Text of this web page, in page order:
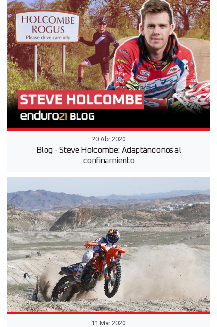
20 Abr 2020
Blog - Steve Holcombe: Adaptándonos al
confinamiento
11 Mar 2020